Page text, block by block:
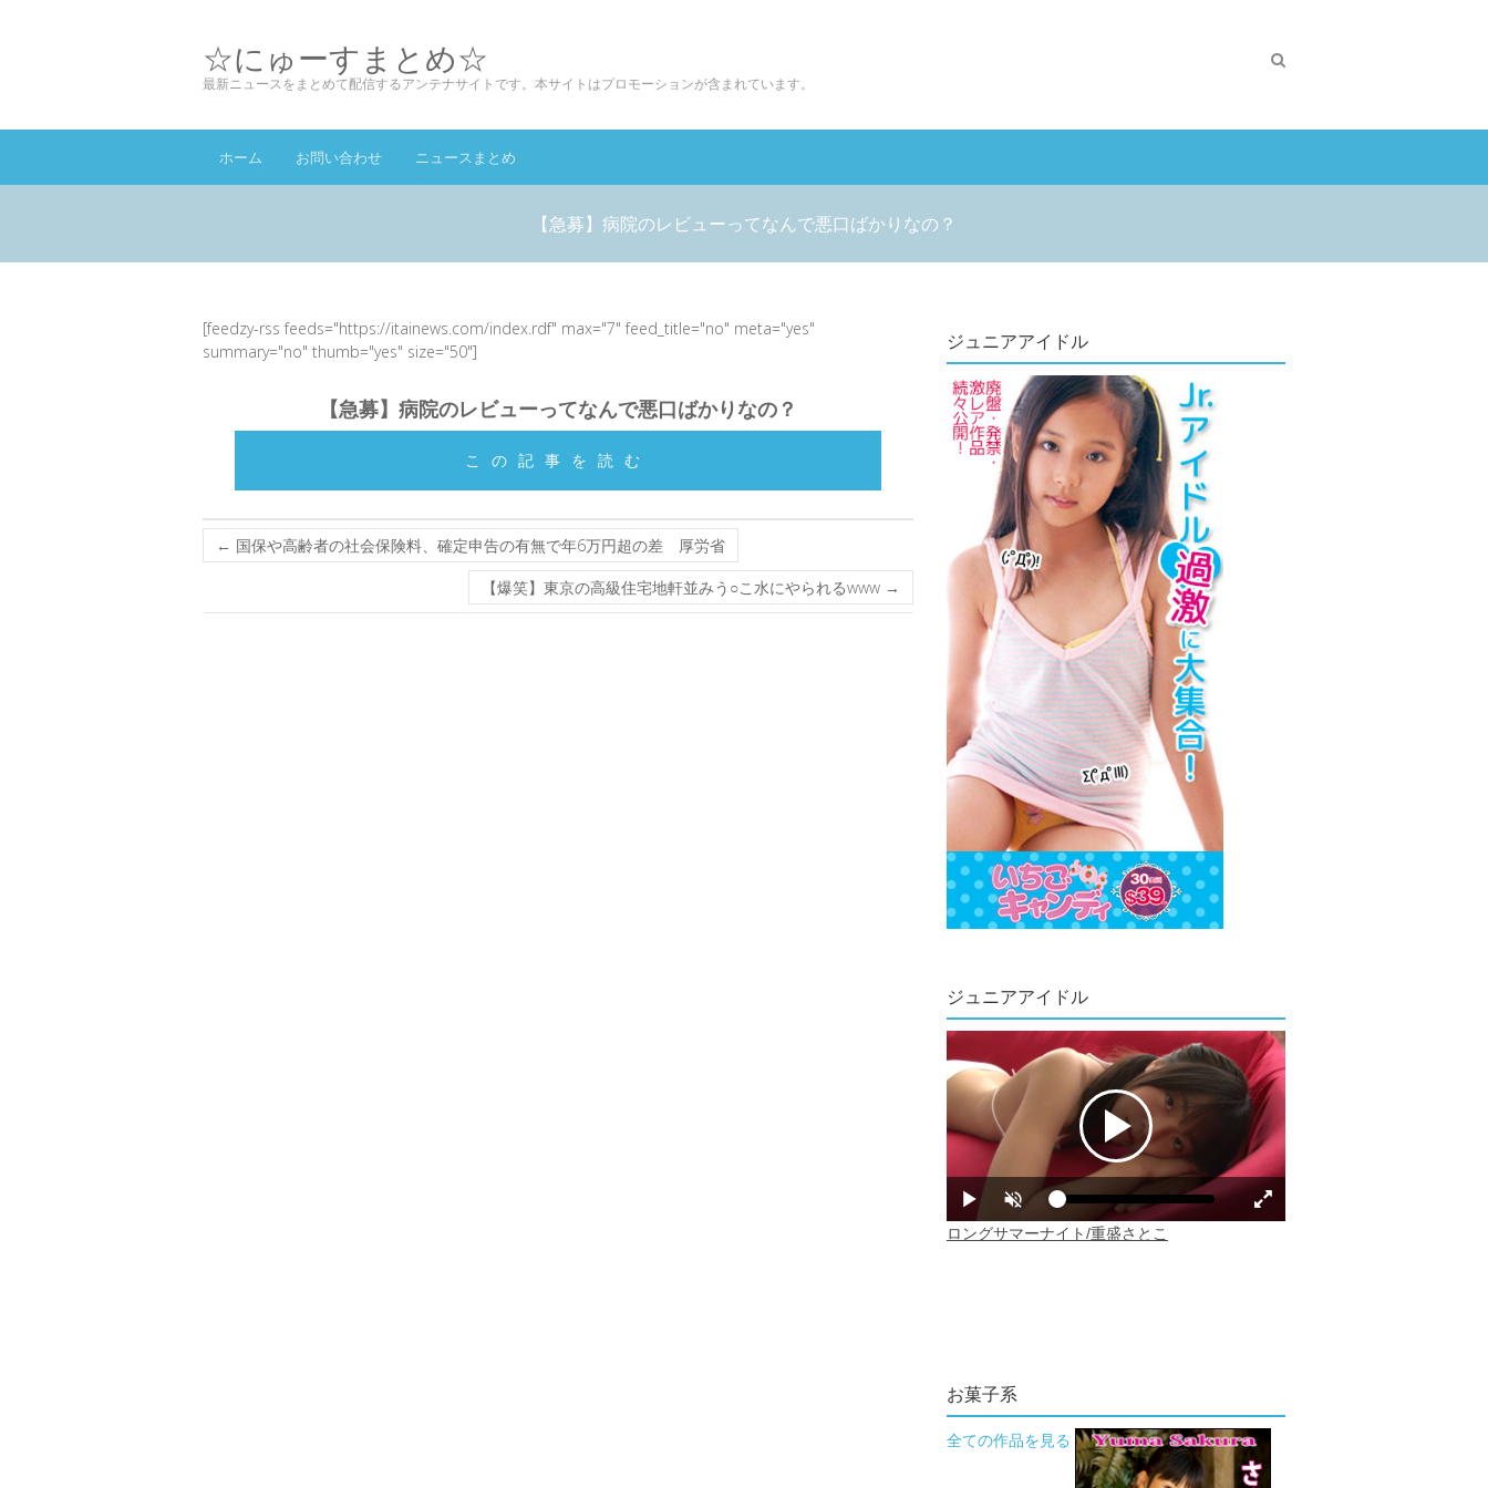
☆にゅーすまとめ☆
最新ニュースをまとめて配信するアンテナサイトです。本サイトはプロモーションが含まれています。
ホーム お問い合わせ ニュースまとめ
【急募】病院のレビューってなんで悪口ばかりなの？
[feedzy-rss feeds="https://itainews.com/index.rdf" max="7" feed_title="no" meta="yes"
summary="no" thumb="yes" size="50"]
【急募】病院のレビューってなんで悪口ばかりなの？
この記事を読む
← 国保や高齢者の社会保険料、確定申告の有無で年6万円超の差 厚労省
【爆笑】東京の高級住宅地軒並みう○こ水にやられるwww →
ジュニアアイドル
ジュニアアイドル
お菓子系
全ての作品を見る